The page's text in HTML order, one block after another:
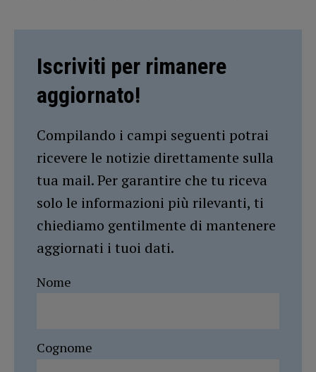
Iscriviti per rimanere
aggiornato!
Compilando i campi seguenti potrai
ricevere le notizie direttamente sulla
tua mail. Per garantire che tu riceva
solo le informazioni più rilevanti, ti
chiediamo gentilmente di mantenere
aggiornati i tuoi dati.
Nome
Cognome